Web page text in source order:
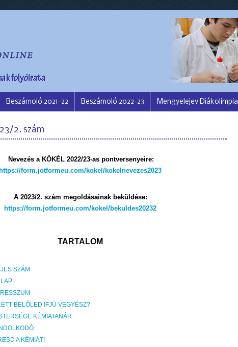
Beszámoló 2021-22 Beszámoló 2022-23 Mengyelejev Diákolimpia
2. szám
Nevezés a KÖKÉL 2022/23-as pontversenyeire:
https://form.jotformeu.com/kokel/kokelnevezes2023
A 2023/2. szám megoldásainak beküldése:
https://form.jotformeu.com/kokel/bekuldes20232
TARTALOM
SZÁM
BELŐLED IFJÚ VEGYÉSZ?
KÉMIATANÁR
A KÉMIÁT!